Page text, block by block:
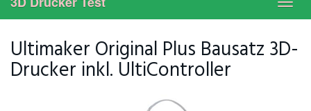
Ultimaker Original Plus Bausatz 3D-
Drucker inkl. UltiController